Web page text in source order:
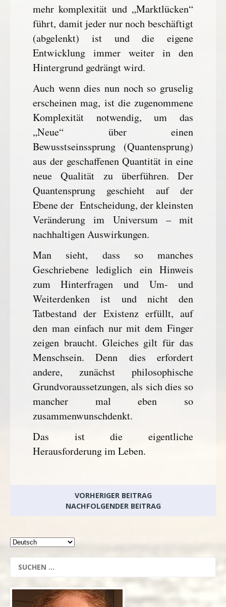
mehr komplexität und „Marktlücken“
führt, damit jeder nur noch beschäftigt
(abgelenkt) ist und die eigene
Entwicklung immer weiter in den
Hintergrund gedrängt wird.
Auch wenn dies nun noch so gruselig
erscheinen mag, ist die zugenommene
Komplexität notwendig, um das
„Neue“ über einen
Bewusstseinssprung (Quantensprung)
aus der geschaffenen Quantität in eine
neue Qualität zu überführen. Der
Quantensprung geschieht auf der
Ebene der Entscheidung, der kleinsten
Veränderung im Universum – mit
nachhaltigen Auswirkungen.
Man sieht, dass so manches
Geschriebene lediglich ein Hinweis
zum Hinterfragen und Um- und
Weiterdenken ist und nicht den
Tatbestand der Existenz erfüllt, auf
den man einfach nur mit dem Finger
zeigen braucht. Gleiches gilt für das
Menschsein. Denn dies erfordert
andere, zunächst philosophische
Grundvoraussetzungen, als sich dies so
mancher mal eben so
zusammenwunschdenkt.
Das ist die eigentliche
Herausforderung im Leben.
VORHERIGER BEITRAG
NACHFOLGENDER BEITRAG